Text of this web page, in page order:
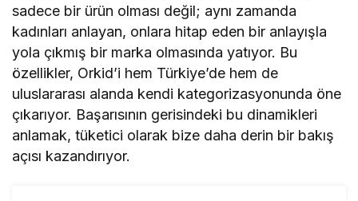
sadece bir ürün olması değil; aynı zamanda
kadınları anlayan, onlara hitap eden bir anlayışla
yola çıkmış bir marka olmasında yatıyor. Bu
özellikler, Orkid’i hem Türkiye’de hem de
uluslararası alanda kendi kategorizasyonunda öne
çıkarıyor. Başarısının gerisindeki bu dinamikleri
anlamak, tüketici olarak bize daha derin bir bakış
açısı kazandırıyor.